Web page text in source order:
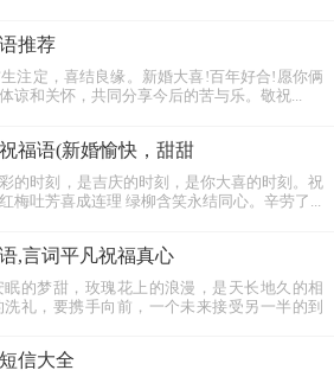
推荐
注定，喜结良缘。新婚大喜!百年好合!愿你俩
谅和关怀，共同分享今后的苦与乐。敬祝...
福语(新婚愉快，甜甜
的时刻，是吉庆的时刻，是你大喜的时刻。祝
梅吐芳喜成连理 绿柳含笑永结同心。辛劳了...
,言词平凡祝福真心
的梦甜，玫瑰花上的浪漫，是天长地久的相
礼，要携手向前，一个未来接受另一半的到
信大全